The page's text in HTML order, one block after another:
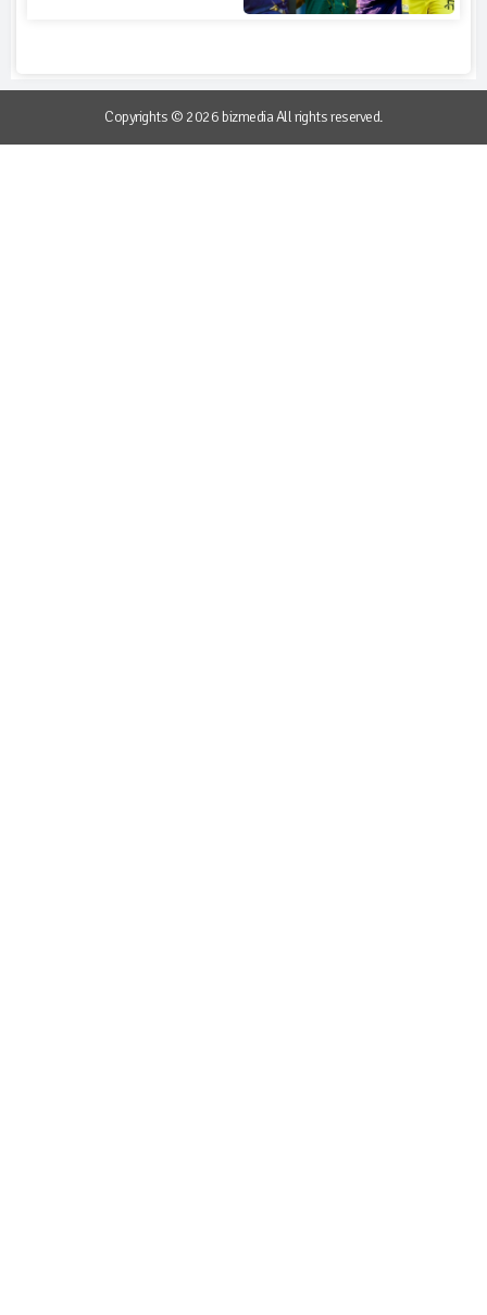
Copyrights © 2026 bizmedia All rights reserved.